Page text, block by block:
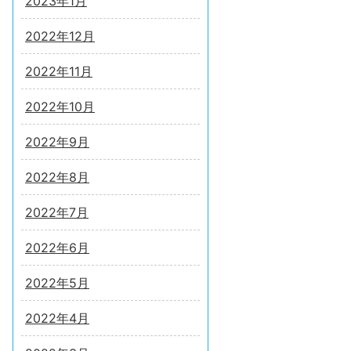
2022年12月
2022年11月
2022年10月
2022年9月
2022年8月
2022年7月
2022年6月
2022年5月
2022年4月